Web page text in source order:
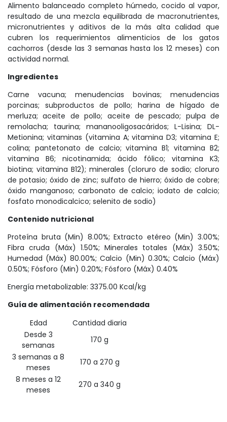
Alimento balanceado completo húmedo, cocido al vapor,
resultado de una mezcla equilibrada de macronutrientes,
micronutrientes y aditivos de la más alta calidad que
cubren los requerimientos alimenticios de los gatos
cachorros (desde las 3 semanas hasta los 12 meses) con
actividad normal.
Ingredientes
Carne vacuna; menudencias bovinas; menudencias
porcinas; subproductos de pollo; harina de hígado de
merluza; aceite de pollo; aceite de pescado; pulpa de
remolacha; taurina; mananooligosacáridos; L-Lisina; DL-
Metionina; vitaminas (vitamina A; vitamina D3; vitamina E;
colina; pantetonato de calcio; vitamina B1; vitamina B2;
vitamina B6; nicotinamida; ácido fólico; vitamina K3;
biotina; vitamina B12); minerales (cloruro de sodio; cloruro
de potasio; óxido de zinc; sulfato de hierro; óxido de cobre;
óxido manganoso; carbonato de calcio; iodato de calcio;
fosfato monodicalcico; selenito de sodio)
Contenido nutricional
Proteína bruta (Min) 8.00%; Extracto etéreo (Min) 3.00%;
Fibra cruda (Máx) 1.50%; Minerales totales (Máx) 3.50%;
Humedad (Máx) 80.00%; Calcio (Min) 0.30%; Calcio (Máx)
0.50%; Fósforo (Min) 0.20%; Fósforo (Máx) 0.40%
Energía metabolizable: 3375.00 Kcal/kg
Guía de alimentación recomendada
Edad
Cantidad diaria
Desde 3
semanas
170 g
3 semanas a 8
meses
170 a 270 g
8 meses a 12
meses
270 a 340 g